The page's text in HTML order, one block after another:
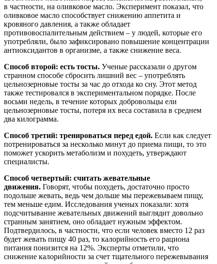
в частности, на оливковое масло. Эксперимент показал, что
оливковое масло способствует снижению аппетита и
кровяного давления, а также обладает
противовоспалительным действием – у людей, которые его
употребляли, было зафиксировано повышение концентрации
антиоксидантов в организме, а также снижение веса.
Способ второй: есть тосты. Ученые рассказали о другом
странном способе сбросить лишний вес – употреблять
цельнозерновые тосты за час до отхода ко сну. Этот метод
также тестировался в экспериментальном порядке. После
восьми недель, в течение которых добровольцы ели
цельнозерновые тосты, потеря их веса составила в среднем
два килограмма.
Способ третий: тренироваться перед едой. Если как следует
потренироваться за несколько минут до приема пищи, то это
поможет ускорить метаболизм и похудеть, утверждают
специалисты.
Способ четвертый: считать жевательные
движения. Говорят, чтобы похудеть, достаточно просто
подольше жевать, ведь чем дольше мы пережевываем пищу,
тем меньше едим. Исследования ученых показали: хотя
подсчитывание жевательных движений выглядит довольно
странным занятием, оно обладает нужным эффектом.
Подтвердилось, в частности, что если человек вместо 12 раз
будет жевать пищу 40 раз, то калорийность его рациона
питания понизится на 12%. Эксперты отметили, что
снижение калорийности за счет тщательного пережевывания